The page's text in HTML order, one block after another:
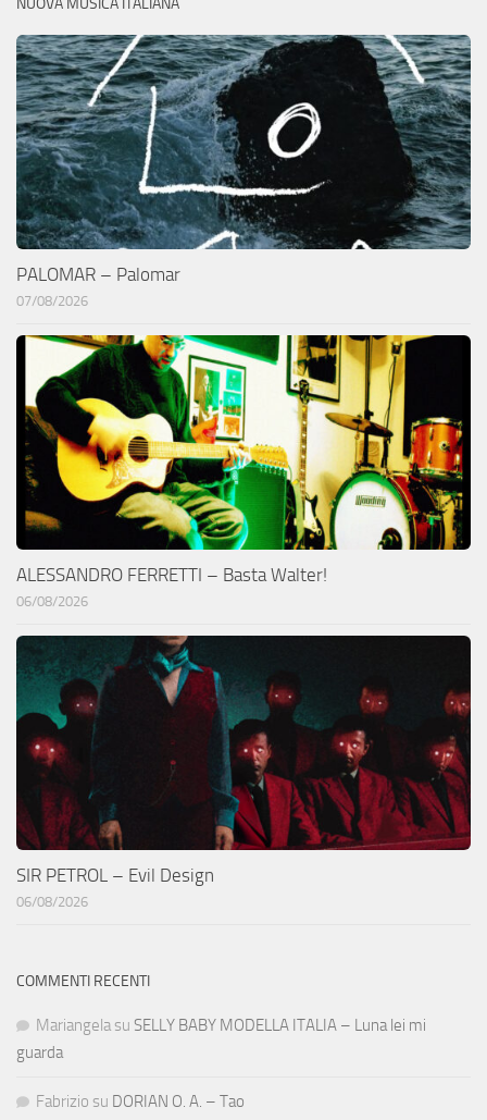
NUOVA MUSICA ITALIANA
PALOMAR – Palomar
07/08/2026
ALESSANDRO FERRETTI – Basta Walter!
06/08/2026
SIR PETROL – Evil Design
06/08/2026
COMMENTI RECENTI
Mariangela su SELLY BABY MODELLA ITALIA – Luna lei mi
guarda
Fabrizio su DORIAN O. A. – Tao